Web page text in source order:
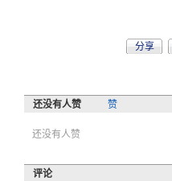
分享
还没有人赞 赞
还没有人赞
评论